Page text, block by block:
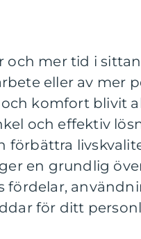
och mer tid i
eller av mer
komfort blivit
och effektiv
förbättra
en grundlig
fördelar,
för ditt